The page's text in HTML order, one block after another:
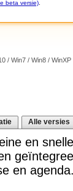
beta versie)
/ Win7 / Win8 / WinXP
Alle versies
en snelle
en agenda.